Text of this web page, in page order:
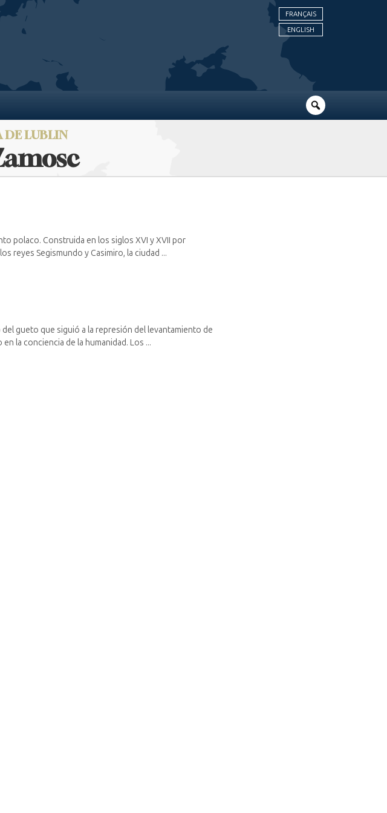
FRANÇAIS
ENGLISH
DE LUBLIN
polaco. Construida en los siglos XVI y XVII por
reyes Segismundo y Casimiro, la ciudad ...
gueto que siguió a la represión del levantamiento de
la conciencia de la humanidad. Los ...